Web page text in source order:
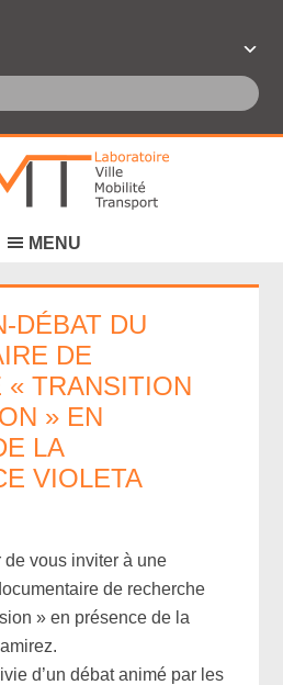
DÉBAT DU
DE
« TRANSITION
» EN
LA
VIOLETA
vous inviter à une
de recherche
» en présence de la
d’un débat animé par les